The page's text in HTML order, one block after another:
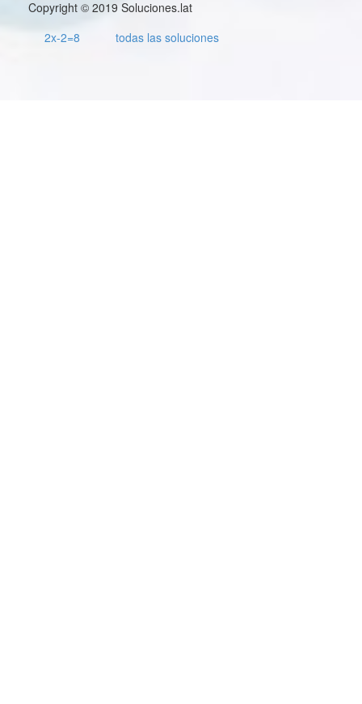
Copyright © 2019 Soluciones.lat
2x-2=8
todas las soluciones